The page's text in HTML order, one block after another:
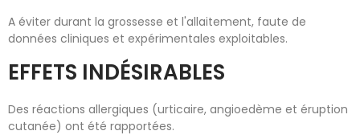
A éviter durant la grossesse et l'allaitement, faute de
données cliniques et expérimentales exploitables.
EFFETS INDÉSIRABLES
Des réactions allergiques (urticaire, angioedème et éruption
cutanée) ont été rapportées.